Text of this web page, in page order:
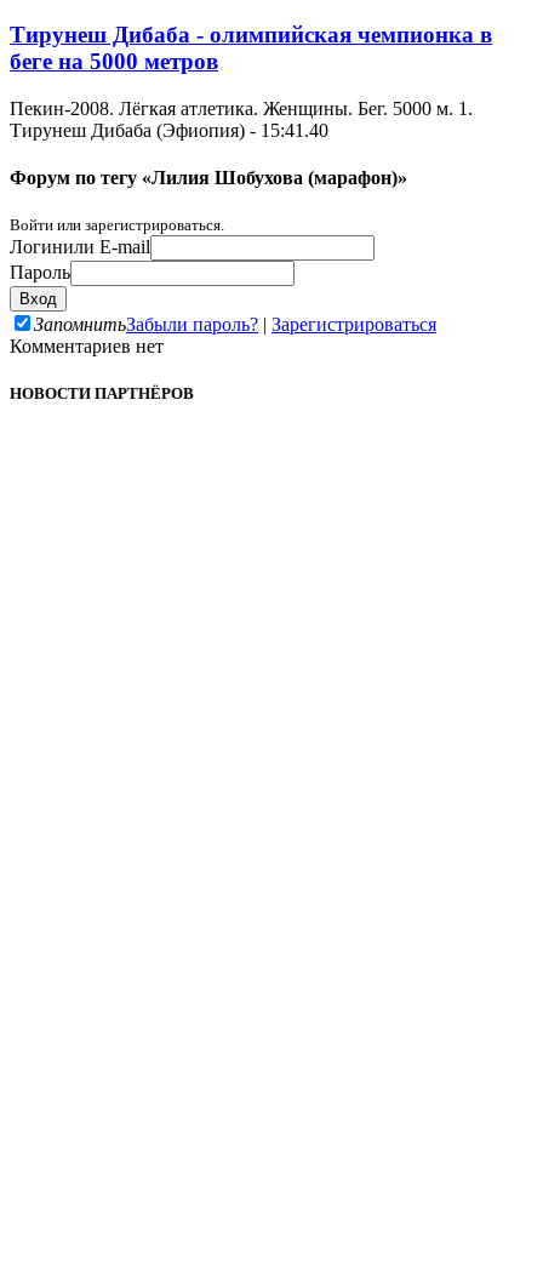
Тирунеш Дибаба - олимпийская чемпионка в
беге на 5000 метров
Пекин-2008. Лёгкая атлетика. Женщины. Бег. 5000 м. 1.
Тирунеш Дибаба (Эфиопия) - 15:41.40
Форум по тегу «Лилия Шобухова (марафон)»
Войти или зарегистрироваться.
Логинили E-mail
Пароль
ЗапомнитьЗабыли пароль? | Зарегистрироваться
Комментариев нет
НОВОСТИ ПАРТНЁРОВ